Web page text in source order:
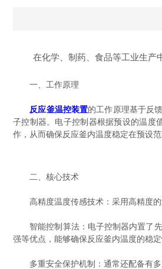
在化学、制药、食品等工业生产中
一、工作原理
反应釜温控装置的工作原理基于反
子控制器。电子控制器根据预设的温度
作，从而确保反应釜内温度稳定在预设范
二、核心技术
高精度温度传感技术：采用高精度的
智能控制算法：电子控制器内置了先
强等优点，能够确保反应釜内温度的稳定
多重安全保护机制：通常还配备有多